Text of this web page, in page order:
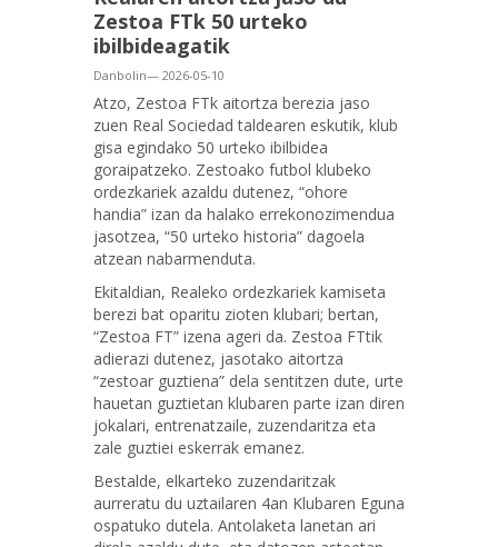
Zestoa FTk 50 urteko
ibilbideagatik
Danbolin— 2026-05-10
Atzo, Zestoa FTk aitortza berezia jaso
zuen Real Sociedad taldearen eskutik, klub
gisa egindako 50 urteko ibilbidea
goraipatzeko. Zestoako futbol klubeko
ordezkariek azaldu dutenez, “ohore
handia” izan da halako errekonozimendua
jasotzea, “50 urteko historia” dagoela
atzean nabarmenduta.
Ekitaldian, Realeko ordezkariek kamiseta
berezi bat oparitu zioten klubari; bertan,
“Zestoa FT” izena ageri da. Zestoa FTtik
adierazi dutenez, jasotako aitortza
“zestoar guztiena” dela sentitzen dute, urte
hauetan guztietan klubaren parte izan diren
jokalari, entrenatzaile, zuzendaritza eta
zale guztiei eskerrak emanez.
Bestalde, elkarteko zuzendaritzak
aurreratu du uztailaren 4an Klubaren Eguna
ospatuko dutela. Antolaketa lanetan ari